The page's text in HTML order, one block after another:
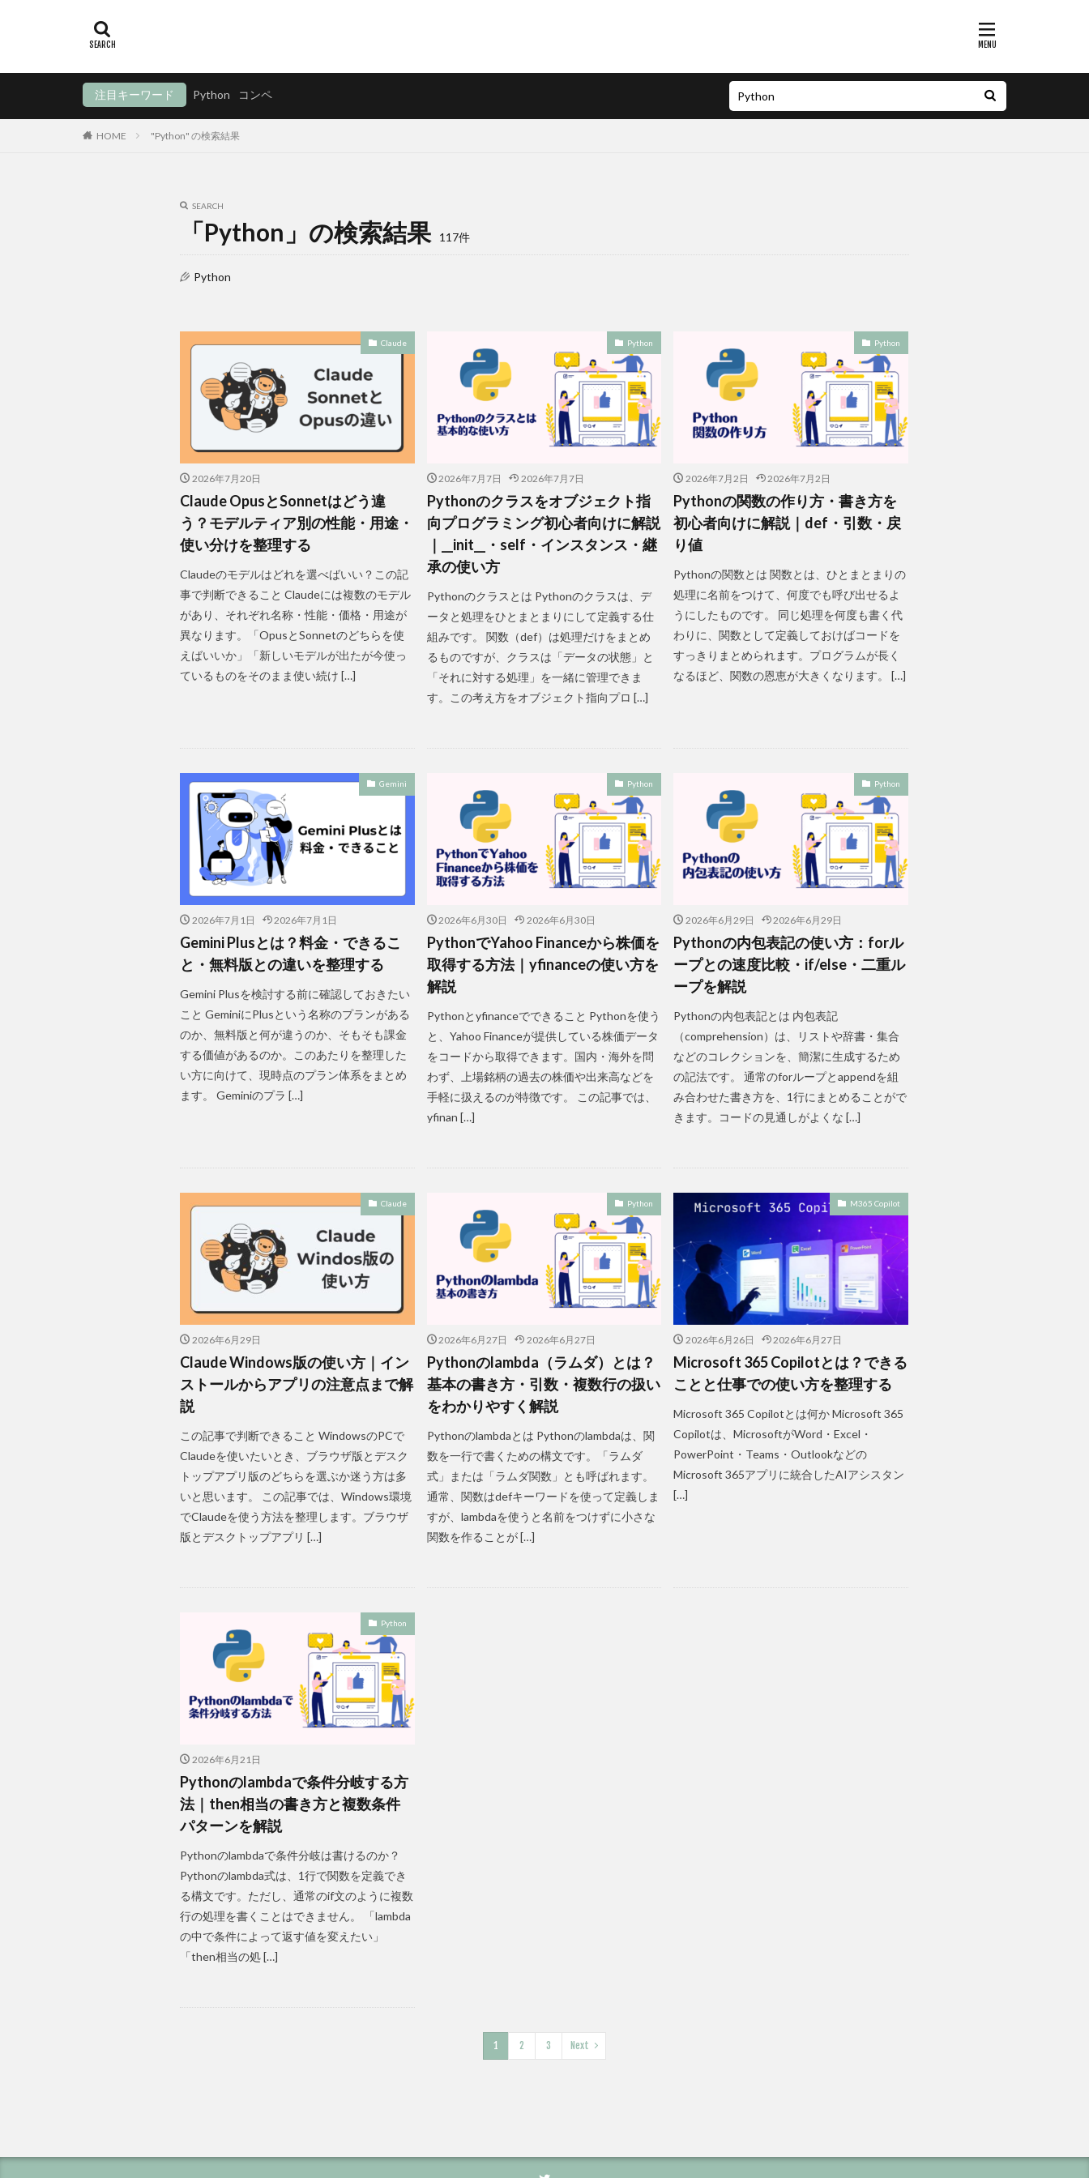
注目キーワード Python コンペ
HOME "Python" の検索結果
SEARCH
「Python」の検索結果 117件
Python
Claude
2026年7月20日
Claude OpusとSonnetはどう違
う？モデルティア別の性能・用途・
使い分けを整理する
Claudeのモデルはどれを選べばいい？この記
事で判断できること Claudeには複数のモデル
があり、それぞれ名称・性能・価格・用途が
異なります。「OpusとSonnetのどちらを使
えばいいか」「新しいモデルが出たが今使っ
ているものをそのまま使い続け […]
Python
2026年7月7日 2026年7月7日
Pythonのクラスをオブジェクト指
向プログラミング初心者向けに解説
｜__init__・self・インスタンス・継
承の使い方
Pythonのクラスとは Pythonのクラスは、デ
ータと処理をひとまとまりにして定義する仕
組みです。 関数（def）は処理だけをまとめ
るものですが、クラスは「データの状態」と
「それに対する処理」を一緒に管理できま
す。この考え方をオブジェクト指向プロ […]
Python
2026年7月2日 2026年7月2日
Pythonの関数の作り方・書き方を
初心者向けに解説｜def・引数・戻
り値
Pythonの関数とは 関数とは、ひとまとまりの
処理に名前をつけて、何度でも呼び出せるよ
うにしたものです。 同じ処理を何度も書く代
わりに、関数として定義しておけばコードを
すっきりまとめられます。プログラムが長く
なるほど、関数の恩恵が大きくなります。 […]
Gemini
2026年7月1日 2026年7月1日
Gemini Plusとは？料金・できるこ
と・無料版との違いを整理する
Gemini Plusを検討する前に確認しておきたい
こと GeminiにPlusという名称のプランがある
のか、無料版と何が違うのか、そもそも課金
する価値があるのか。このあたりを整理した
い方に向けて、現時点のプラン体系をまとめ
ます。 Geminiのプラ […]
Python
2026年6月30日 2026年6月30日
PythonでYahoo Financeから株価を
取得する方法｜yfinanceの使い方を
解説
Pythonとyfinanceでできること Pythonを使う
と、Yahoo Financeが提供している株価データ
をコードから取得できます。国内・海外を問
わず、上場銘柄の過去の株価や出来高などを
手軽に扱えるのが特徴です。 この記事では、
yfinan […]
Python
2026年6月29日 2026年6月29日
Pythonの内包表記の使い方：forル
ープとの速度比較・if/else・二重ル
ープを解説
Pythonの内包表記とは 内包表記
（comprehension）は、リストや辞書・集合
などのコレクションを、簡潔に生成するため
の記法です。 通常のforループとappendを組
み合わせた書き方を、1行にまとめることがで
きます。コードの見通しがよくな […]
Claude
2026年6月29日
Claude Windows版の使い方｜イン
ストールからアプリの注意点まで解
説
この記事で判断できること WindowsのPCで
Claudeを使いたいとき、ブラウザ版とデスク
トップアプリ版のどちらを選ぶか迷う方は多
いと思います。 この記事では、Windows環境
でClaudeを使う方法を整理します。ブラウザ
版とデスクトップアプリ […]
Python
2026年6月27日 2026年6月27日
Pythonのlambda（ラムダ）とは？
基本の書き方・引数・複数行の扱い
をわかりやすく解説
Pythonのlambdaとは Pythonのlambdaは、関
数を一行で書くための構文です。「ラムダ
式」または「ラムダ関数」とも呼ばれます。
通常、関数はdefキーワードを使って定義しま
すが、lambdaを使うと名前をつけずに小さな
関数を作ることが […]
M365 Copilot
2026年6月26日 2026年6月27日
Microsoft 365 Copilotとは？できる
ことと仕事での使い方を整理する
Microsoft 365 Copilotとは何か Microsoft 365
Copilotは、MicrosoftがWord・Excel・
PowerPoint・Teams・Outlookなどの
Microsoft 365アプリに統合したAIアシスタン
[…]
Python
2026年6月21日
Pythonのlambdaで条件分岐する方
法｜then相当の書き方と複数条件
パターンを解説
Pythonのlambdaで条件分岐は書けるのか？
Pythonのlambda式は、1行で関数を定義でき
る構文です。ただし、通常のif文のように複数
行の処理を書くことはできません。 「lambda
の中で条件によって返す値を変えたい」
「then相当の処 […]
1 2 3 Next